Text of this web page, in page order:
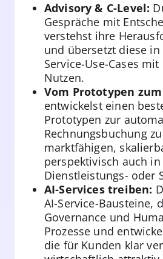
Advisory & C-Level:
Gespräche mit
verstehst ihre
und übersetzt diese in
Service-Use-Cases
Nutzen.
Vom Prototypen
entwickelst einen
Prototypen zur
Rechnungsbuchung
marktfähigen,
perspektivisch auch
Dienstleistungs- oder
AI-Services treiben:
AI-Service-Bausteine,
Governance und
Prozesse und
die für Kunden klar